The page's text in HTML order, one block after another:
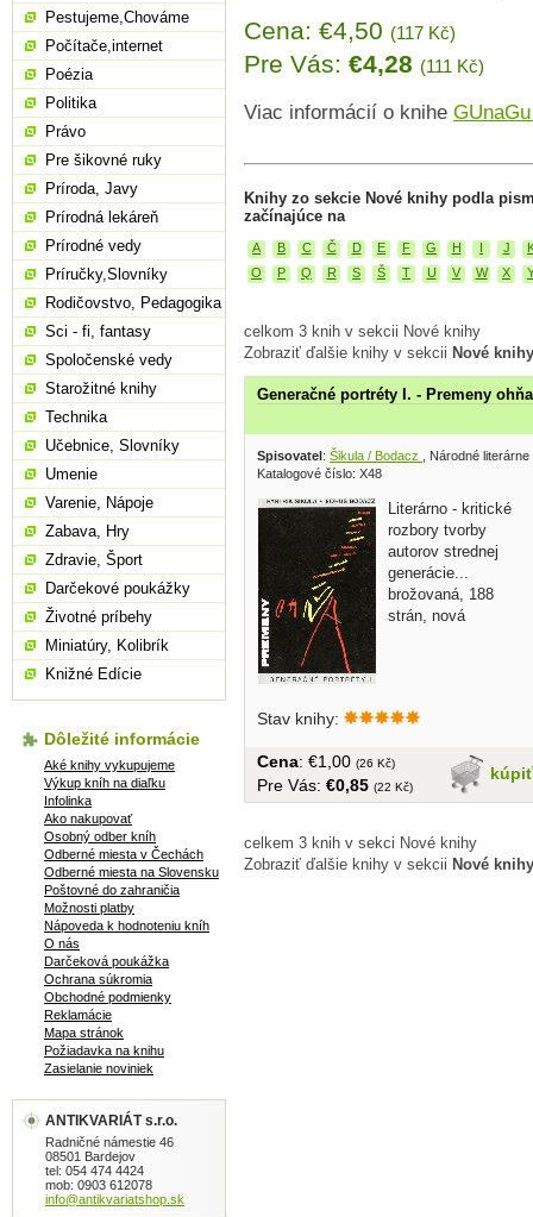
Cena: €4,50 (117 Kč)
Pre Vás: €4,28 (111 Kč)
Viac informácií o knihe
Knihy zo sekcie Nové knihy podla
začínajúce na
A B C Č D E F G H I J
O
P Q R S Š T U V W X
celkom 3 knih v sekcii Nové knihy
Zobraziť ďalšie knihy v sekcii Nové
Generačné portréty I. - Premeny ohňa
Spisovatel: Šikula / Bodacz
, Národné
Katalogové číslo: X48
Literárno - kritické
rozbory tvorby
autorov strednej
generácie...
brožovaná, 188
strán, nová
Stav knihy:
kúpiť
Cena: €1,00 (26 Kč)
Pre Vás: €0,85 (22 Kč)
celkem 3 knih v sekci Nové knihy
Zobraziť ďalšie knihy v sekcii Nové
Pestujeme,Chováme
Počítače,internet
Poézia
Politika
Právo
Pre šikovné ruky
Príroda, Javy
Prírodná lekáreň
Prírodné vedy
Príručky,Slovníky
Rodičovstvo, Pedagogika
Sci - fi, fantasy
Spoločenské vedy
Starožitné knihy
Technika
Učebnice, Slovníky
Umenie
Varenie, Nápoje
Zabava, Hry
Zdravie, Šport
Darčekové poukážky
Životné príbehy
Miniatúry, Kolibrík
Knižné Edície
Dôležité informácie
Aké knihy vykupujeme
Výkup kníh na diaľku
Infolinka
Ako nakupovať
Osobný odber kníh
Odberné miesta v Čechách
Odberné miesta na Slovensku
Poštovné do zahraničia
Možnosti platby
Nápoveda k hodnoteniu kníh
O nás
Darčeková poukážka
Ochrana súkromia
Obchodné podmienky
Reklamácie
Mapa stránok
Požiadavka na knihu
Zasielanie noviniek
ANTIKVARIÁT s.r.o.
Radničné námestie 46
08501 Bardejov
tel: 054 474 4424
mob: 0903 612078
info@antikvariatshop.sk